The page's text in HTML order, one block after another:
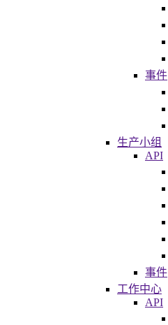
事件
生产小组
API
事件
工作中心
API